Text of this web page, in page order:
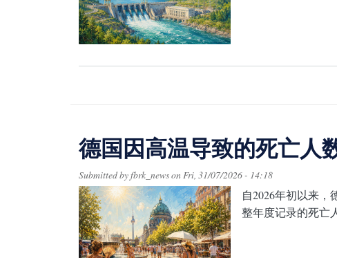
德国因高温导致的死亡人
Submitted byfbrk_newsonFri, 31/07/2026 - 14:18
自2026年初以来，
整年度记录的死亡